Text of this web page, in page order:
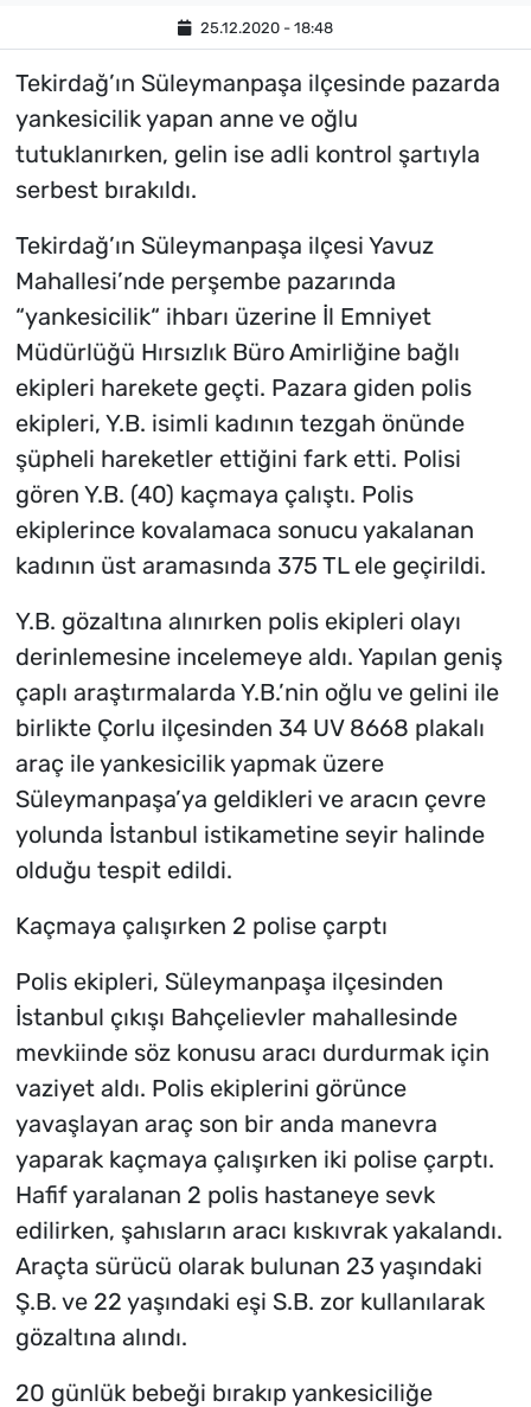
25.12.2020 - 18:48
Tekirdağ’ın Süleymanpaşa ilçesinde pazarda
yankesicilik yapan anne ve oğlu
tutuklanırken, gelin ise adli kontrol şartıyla
serbest bırakıldı.
Tekirdağ’ın Süleymanpaşa ilçesi Yavuz
Mahallesi’nde perşembe pazarında
“yankesicilik“ ihbarı üzerine İl Emniyet
Müdürlüğü Hırsızlık Büro Amirliğine bağlı
ekipleri harekete geçti. Pazara giden polis
ekipleri, Y.B. isimli kadının tezgah önünde
şüpheli hareketler ettiğini fark etti. Polisi
gören Y.B. (40) kaçmaya çalıştı. Polis
ekiplerince kovalamaca sonucu yakalanan
kadının üst aramasında 375 TL ele geçirildi.
Y.B. gözaltına alınırken polis ekipleri olayı
derinlemesine incelemeye aldı. Yapılan geniş
çaplı araştırmalarda Y.B.’nin oğlu ve gelini ile
birlikte Çorlu ilçesinden 34 UV 8668 plakalı
araç ile yankesicilik yapmak üzere
Süleymanpaşa’ya geldikleri ve aracın çevre
yolunda İstanbul istikametine seyir halinde
olduğu tespit edildi.
Kaçmaya çalışırken 2 polise çarptı
Polis ekipleri, Süleymanpaşa ilçesinden
İstanbul çıkışı Bahçelievler mahallesinde
mevkiinde söz konusu aracı durdurmak için
vaziyet aldı. Polis ekiplerini görünce
yavaşlayan araç son bir anda manevra
yaparak kaçmaya çalışırken iki polise çarptı.
Hafif yaralanan 2 polis hastaneye sevk
edilirken, şahısların aracı kıskıvrak yakalandı.
Araçta sürücü olarak bulunan 23 yaşındaki
Ş.B. ve 22 yaşındaki eşi S.B. zor kullanılarak
gözaltına alındı.
20 günlük bebeği bırakıp yankesiciliğe